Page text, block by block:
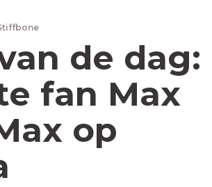
de dag:
fan Max
op